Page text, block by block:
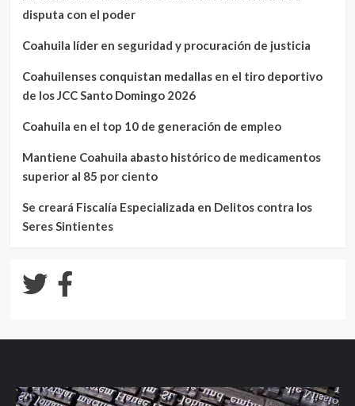
disputa con el poder
Coahuila líder en seguridad y procuración de justicia
Coahuilenses conquistan medallas en el tiro deportivo
de los JCC Santo Domingo 2026
Coahuila en el top 10 de generación de empleo
Mantiene Coahuila abasto histórico de medicamentos
superior al 85 por ciento
Se creará Fiscalía Especializada en Delitos contra los
Seres Sintientes